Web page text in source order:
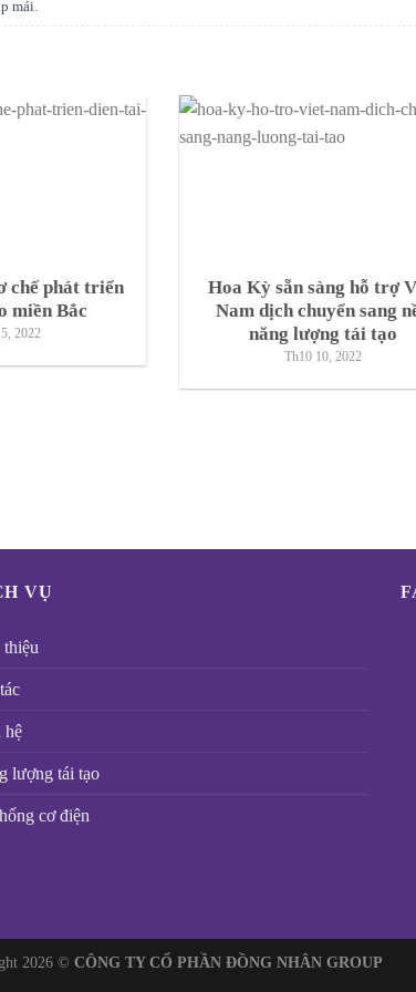
mái
chế phát triển
miền Bắc
2022
Hoa Kỳ sẵn sàng hỗ trợ
Nam dịch chuyển sang
năng lượng tái tạo
Th10 10, 2022
VỤ
hệ
lượng tái tạo
cơ điện
2026 © CÔNG TY CỔ PHẦN ĐỒNG NHÂN GROUP